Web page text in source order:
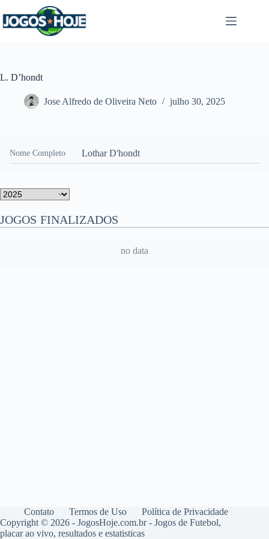
para
o
L. D’hondt
Jose Alfredo de Oliveira Neto julho 30, 2025
Nome Completo Lothar D'hondt
JOGOS FINALIZADOS
no data
Contato Termos de Uso
Política de Privacidade
Copyright © 2026 - JogosHoje.com.br - Jogos de Futebol,
placar ao vivo, resultados e estatisticas